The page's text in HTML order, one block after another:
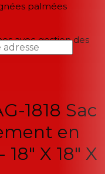
palmées
avec gestion des
1818 Sac
en
X 18" X